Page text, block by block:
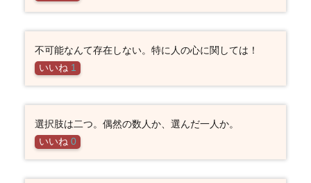
不可能なんて存在しない。特に人の心に関しては！
いいね 1
選択肢は二つ。偶然の数人か、選んだ一人か。
いいね 0